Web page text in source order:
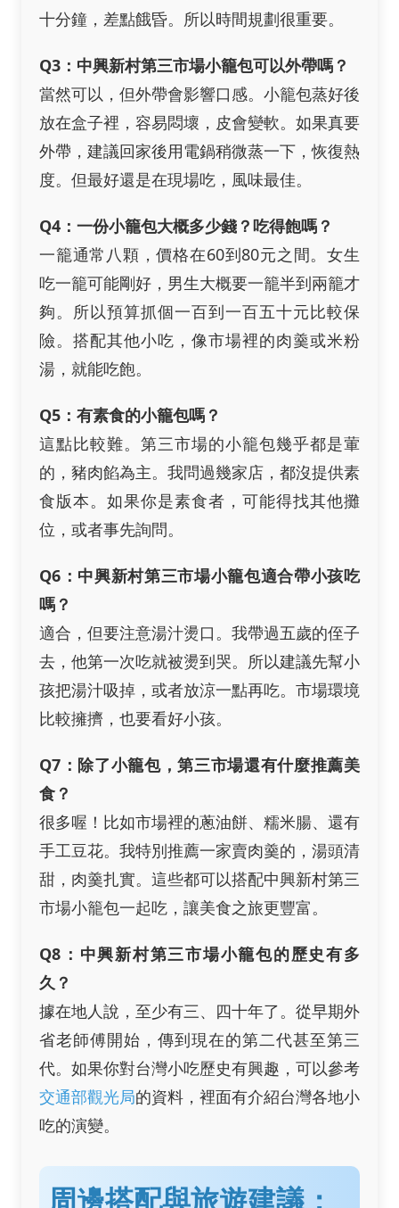
十分鐘，差點餓昏。所以時間規劃很重要。
Q3：中興新村第三市場小籠包可以外帶嗎？
當然可以，但外帶會影響口感。小籠包蒸好後
放在盒子裡，容易悶壞，皮會變軟。如果真要
外帶，建議回家後用電鍋稍微蒸一下，恢復熱
度。但最好還是在現場吃，風味最佳。
Q4：一份小籠包大概多少錢？吃得飽嗎？
一籠通常八顆，價格在60到80元之間。女生
吃一籠可能剛好，男生大概要一籠半到兩籠才
夠。所以預算抓個一百到一百五十元比較保
險。搭配其他小吃，像市場裡的肉羹或米粉
湯，就能吃飽。
Q5：有素食的小籠包嗎？
這點比較難。第三市場的小籠包幾乎都是葷
的，豬肉餡為主。我問過幾家店，都沒提供素
食版本。如果你是素食者，可能得找其他攤
位，或者事先詢問。
Q6：中興新村第三市場小籠包適合帶小孩吃
嗎？
適合，但要注意湯汁燙口。我帶過五歲的侄子
去，他第一次吃就被燙到哭。所以建議先幫小
孩把湯汁吸掉，或者放涼一點再吃。市場環境
比較擁擠，也要看好小孩。
Q7：除了小籠包，第三市場還有什麼推薦美
食？
很多喔！比如市場裡的蔥油餅、糯米腸、還有
手工豆花。我特別推薦一家賣肉羹的，湯頭清
甜，肉羹扎實。這些都可以搭配中興新村第三
市場小籠包一起吃，讓美食之旅更豐富。
Q8：中興新村第三市場小籠包的歷史有多
久？
據在地人說，至少有三、四十年了。從早期外
省老師傅開始，傳到現在的第二代甚至第三
代。如果你對台灣小吃歷史有興趣，可以參考
交通部觀光局的資料，裡面有介紹台灣各地小
吃的演變。
周邊搭配與旅遊建議：